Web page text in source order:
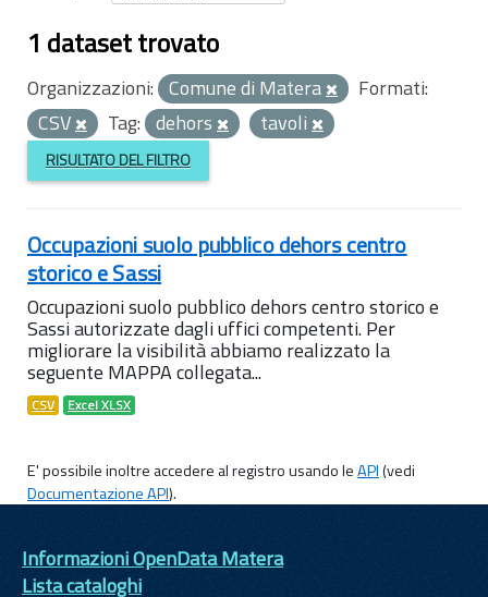
1 dataset trovato
Organizzazioni: Comune di Matera
Formati:
CSV
Tag: dehors tavoli
RISULTATO DEL FILTRO
Occupazioni suolo pubblico dehors centro
storico e Sassi
Occupazioni suolo pubblico dehors centro storico e
Sassi autorizzate dagli uffici competenti. Per
migliorare la visibilità abbiamo realizzato la
seguente MAPPA collegata...
CSV Excel XLSX
E' possibile inoltre accedere al registro usando leAPI(vedi
Documentazione API).
Informazioni OpenData Matera
Lista cataloghi